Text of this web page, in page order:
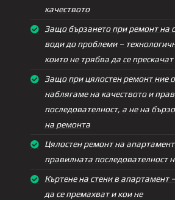
качеството
Защо бързането при ремонт на
води до проблеми –
които не трябва да се прескачат
Защо при цялостен ремонт ние
наблягаме на качеството и
последователност, а не на
на ремонта
Цялостен ремонт на
правилната последователност
Къртене на стени в апартамент
да се премахват и кои не